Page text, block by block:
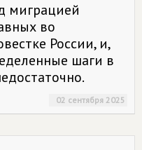
миграцией
во
России, и,
шаги в
02 сентября 2025